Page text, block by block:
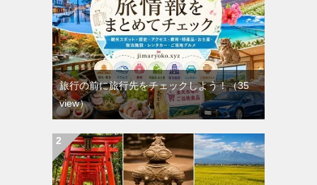
旅行の前に旅行先をチェックしよう！（35
view）